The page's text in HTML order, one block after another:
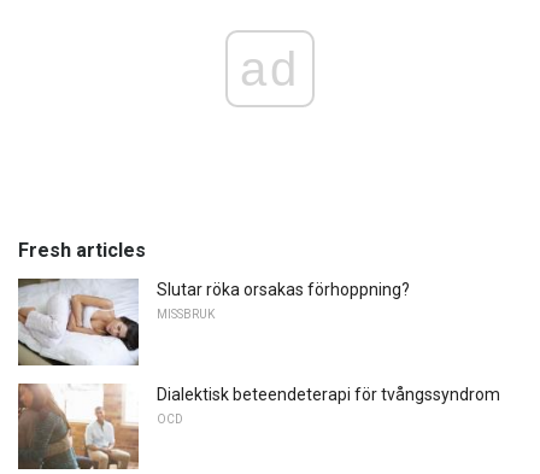
ad
Fresh articles
Slutar röka orsakas förhoppning?
MISSBRUK
Dialektisk beteendeterapi för tvångssyndrom
OCD